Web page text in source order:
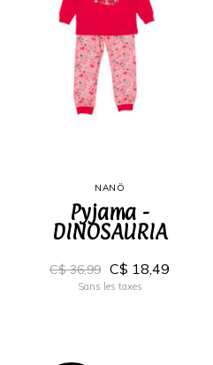
NANÖ
Pyjama -
DINOSAURIA
C$ 36,99 C$ 18,49
Sans les taxes